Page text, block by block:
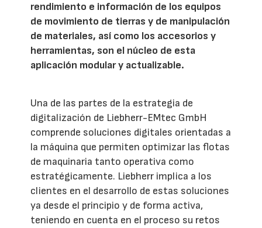
rendimiento e información de los equipos
de movimiento de tierras y de manipulación
de materiales, así como los accesorios y
herramientas, son el núcleo de esta
aplicación modular y actualizable.
Una de las partes de la estrategia de
digitalización de Liebherr-EMtec GmbH
comprende soluciones digitales orientadas a
la máquina que permiten optimizar las flotas
de maquinaria tanto operativa como
estratégicamente. Liebherr implica a los
clientes en el desarrollo de estas soluciones
ya desde el principio y de forma activa,
teniendo en cuenta en el proceso su retos